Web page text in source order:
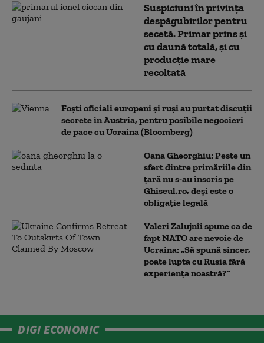
Suspiciuni în privința
despăgubirilor pentru
secetă. Primar prins și
cu daună totală, și cu
producție mare
recoltată
Foști oficiali europeni și ruși au purtat discuții
secrete în Austria, pentru posibile negocieri
de pace cu Ucraina (Bloomberg)
Oana Gheorghiu: Peste un
sfert dintre primăriile din
țară nu s-au înscris pe
Ghiseul.ro, deși este o
obligație legală
Valeri Zalujnîi spune ca de
fapt NATO are nevoie de
Ucraina: „Să spună sincer,
poate lupta cu Rusia fără
experiența noastră?”
DIGI ECONOMIC